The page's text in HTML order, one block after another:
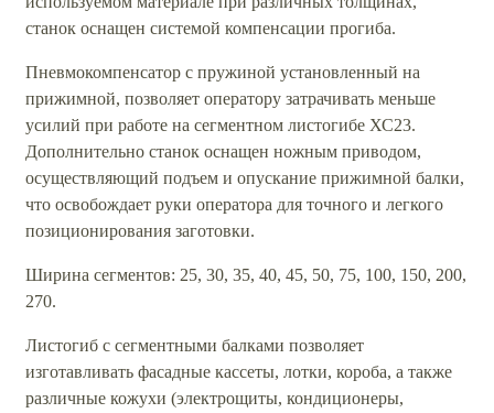
станок оснащен системой компенсации прогиба.
Пневмокомпенсатор с пружиной установленный на
прижимной, позволяет оператору затрачивать меньше
усилий при работе на сегментном листогибе ХС23.
Дополнительно станок оснащен ножным приводом,
осуществляющий подъем и опускание прижимной балки,
что освобождает руки оператора для точного и легкого
позиционирования заготовки.
Ширина сегментов: 25, 30, 35, 40, 45, 50, 75, 100, 150, 200,
270.
Листогиб с сегментными балками позволяет
изготавливать фасадные кассеты, лотки, короба, а также
различные кожухи (электрощиты, кондиционеры,